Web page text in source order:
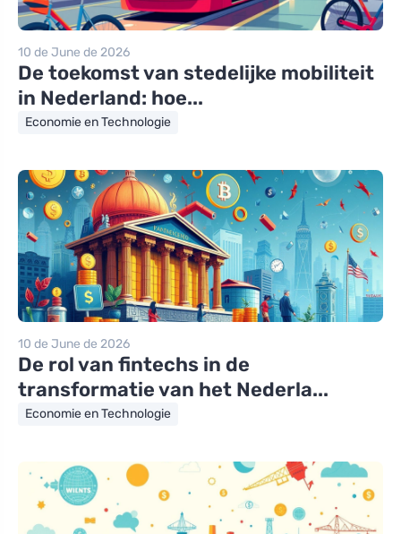
10 de June de 2026
De toekomst van stedelijke mobiliteit
in Nederland: hoe...
Economie en Technologie
10 de June de 2026
De rol van fintechs in de
transformatie van het Nederla...
Economie en Technologie